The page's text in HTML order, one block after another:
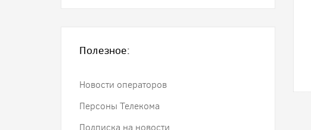
Полезное:
Новости операторов
Персоны Телекома
Подписка на новости